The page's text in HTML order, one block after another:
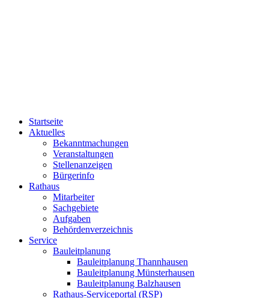
Startseite
Aktuelles
Bekanntmachungen
Veranstaltungen
Stellenanzeigen
Bürgerinfo
Rathaus
Mitarbeiter
Sachgebiete
Aufgaben
Behördenverzeichnis
Service
Bauleitplanung
Bauleitplanung Thannhausen
Bauleitplanung Münsterhausen
Bauleitplanung Balzhausen
Rathaus-Serviceportal (RSP)